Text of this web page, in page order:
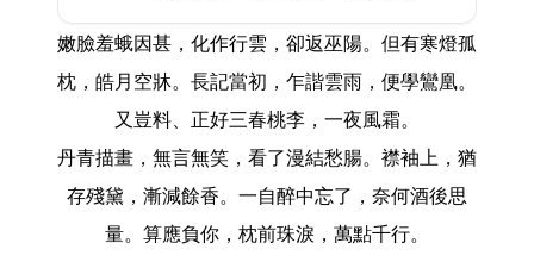
嫩臉羞蛾因甚，化作行雲，卻返巫陽。但有寒燈孤
枕，皓月空牀。長記當初，乍諧雲雨，便學鸞凰。
又豈料、正好三春桃李，一夜風霜。
丹青描畫，無言無笑，看了漫結愁腸。襟袖上，猶
存殘黛，漸減餘香。一自醉中忘了，奈何酒後思
量。算應負你，枕前珠淚，萬點千行。